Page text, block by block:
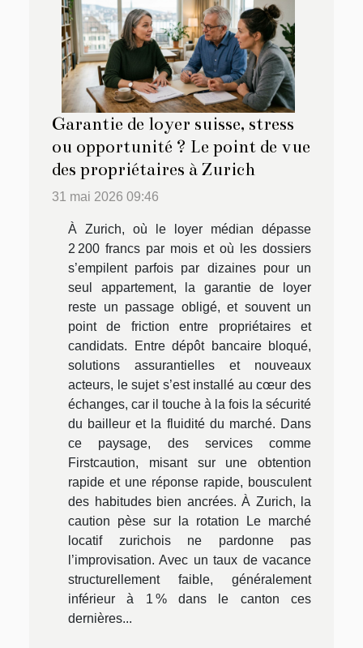
Garantie de loyer suisse, stress
ou opportunité ? Le point de vue
des propriétaires à Zurich
31 mai 2026 09:46
À Zurich, où le loyer médian dépasse
2 200 francs par mois et où les dossiers
s’empilent parfois par dizaines pour un
seul appartement, la garantie de loyer
reste un passage obligé, et souvent un
point de friction entre propriétaires et
candidats. Entre dépôt bancaire bloqué,
solutions assurantielles et nouveaux
acteurs, le sujet s’est installé au cœur des
échanges, car il touche à la fois la sécurité
du bailleur et la fluidité du marché. Dans
ce paysage, des services comme
Firstcaution, misant sur une obtention
rapide et une réponse rapide, bousculent
des habitudes bien ancrées. À Zurich, la
caution pèse sur la rotation Le marché
locatif zurichois ne pardonne pas
l’improvisation. Avec un taux de vacance
structurellement faible, généralement
inférieur à 1 % dans le canton ces
dernières...